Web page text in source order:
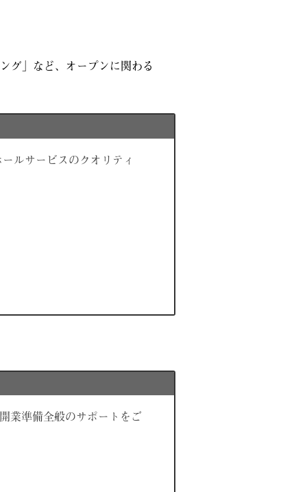
グ」など、オープンに関わる
ルサービスのクオリティ
業準備全般のサポートをご